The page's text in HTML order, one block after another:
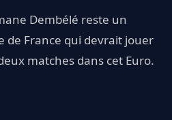
Dembélé reste un
de France qui devrait jouer
matches dans cet Euro.